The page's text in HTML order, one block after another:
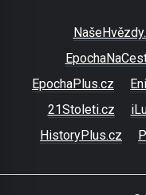
EpochaPlus.cz
21Stoleti.cz
HistoryPlus.cz